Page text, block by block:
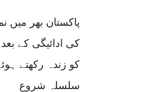
پاکستان بھر میں
کی ادائیگی کے
کو زندہ رکھتے
سلسلہ شروع